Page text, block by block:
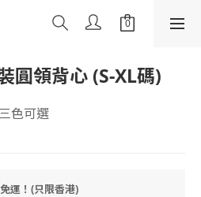
圓領背心 (S-XL碼)
色可選
運！(只限香港)